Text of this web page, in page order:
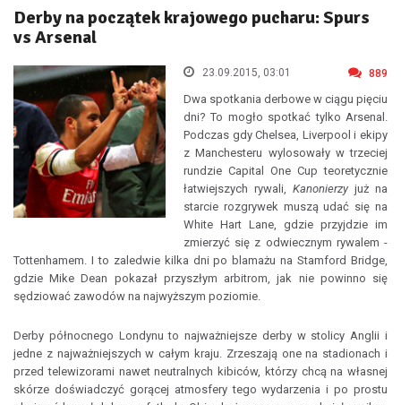
Derby na początek krajowego pucharu: Spurs
vs Arsenal
23.09.2015, 03:01 889
Dwa spotkania derbowe w ciągu pięciu
dni? To mogło spotkać tylko Arsenal.
Podczas gdy Chelsea, Liverpool i ekipy
z Manchesteru wylosowały w trzeciej
rundzie Capital One Cup teoretycznie
łatwiejszych rywali, Kanonierzyjuż na
starcie rozgrywek muszą udać się na
White Hart Lane, gdzie przyjdzie im
zmierzyć się z odwiecznym rywalem -
Tottenhamem. I to zaledwie kilka dni po blamażu na Stamford Bridge,
gdzie Mike Dean pokazał przyszłym arbitrom, jak nie powinno się
sędziować zawodów na najwyższym poziomie.
Derby północnego Londynu to najważniejsze derby w stolicy Anglii i
jedne z najważniejszych w całym kraju. Zrzeszają one na stadionach i
przed telewizorami nawet neutralnych kibiców, którzy chcą na własnej
skórze doświadczyć gorącej atmosfery tego wydarzenia i po prostu